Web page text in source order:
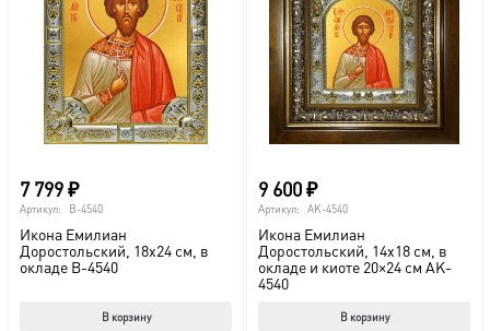
странице
7 799₽
Артикул: B-4540
Икона Емилиан
Доростольский, 18х24 см, в
окладе B-4540
В корзину
9 600₽
Артикул: AK-4540
Икона Емилиан
Доростольский, 14х18 см, в
окладе и киоте 20×24 см AK-
4540
В корзину